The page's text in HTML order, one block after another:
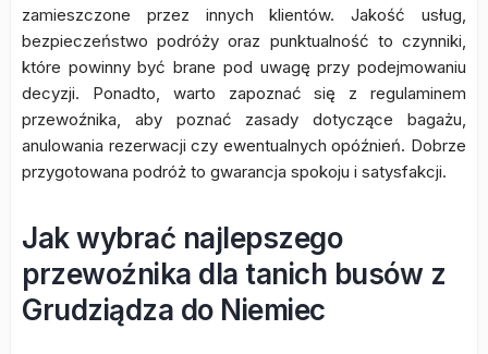
zamieszczone przez innych klientów. Jakość usług,
bezpieczeństwo podróży oraz punktualność to czynniki,
które powinny być brane pod uwagę przy podejmowaniu
decyzji. Ponadto, warto zapoznać się z regulaminem
przewoźnika, aby poznać zasady dotyczące bagażu,
anulowania rezerwacji czy ewentualnych opóźnień. Dobrze
przygotowana podróż to gwarancja spokoju i satysfakcji.
Jak wybrać najlepszego
przewoźnika dla tanich busów z
Grudziądza do Niemiec